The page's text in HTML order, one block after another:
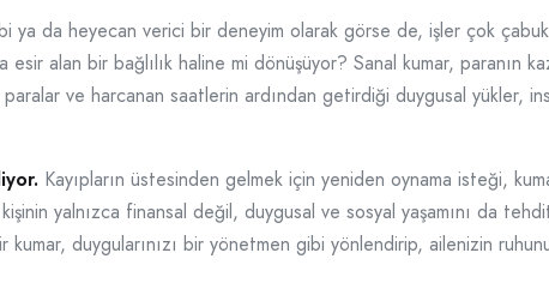
ya da heyecan verici bir deneyim olarak görse de, işler çok
alan bir bağlılık haline mi dönüşüyor? Sanal kumar, paranın
ve harcanan saatlerin ardından getirdiği duygusal yükler,
Kayıpların üstesinden gelmek için yeniden oynama isteği,
yalnızca finansal değil, duygusal ve sosyal yaşamını da
duygularınızı bir yönetmen gibi yönlendirip, ailenizin